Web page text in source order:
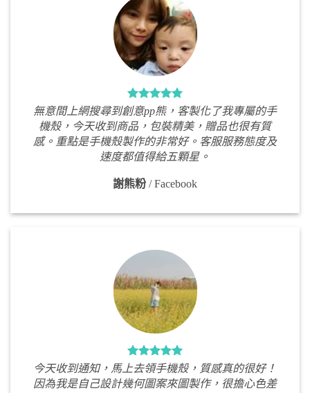
無意間上網搜尋到創意pp熊，客製化了我專屬的手
機殼，今天收到商品，包裝精美，贈品也很有質
感。重點是手機殼製作的非常好。客服服務態度及
速度都值得給五顆星。
謝熊粉 /Facebook
今天收到通知，馬上去領手機殼，質感真的很好！
因為我是自己設計幾何圖案來圖製作，很擔心色差